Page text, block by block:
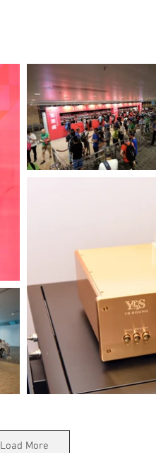
Load More